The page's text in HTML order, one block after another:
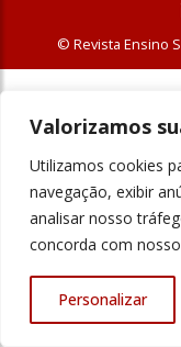
Valorizamos
Utilizamos cookies
navegação, exibir
analisar nosso
concorda com
Personalizar
© Revista Ensino